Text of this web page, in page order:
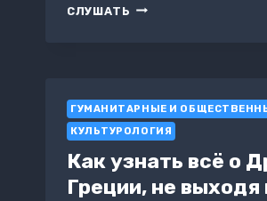
СЛУШАТЬ ОСМАНСКАЯ
ГУМАНИТАРНЫЕ И
КУЛЬТУРОЛОГИЯ
Как узнать всё о
Греции, не выходя